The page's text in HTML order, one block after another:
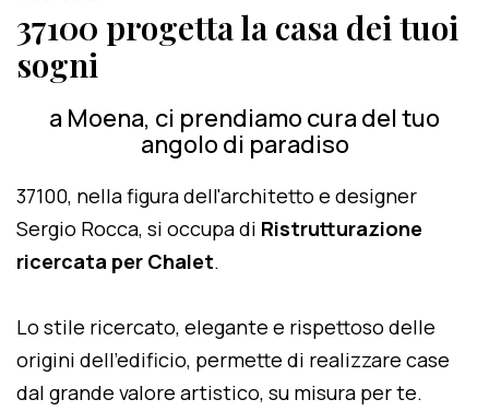
37100 progetta la casa dei tuoi
sogni
a Moena, ci prendiamo cura del tuo
angolo di paradiso
37100, nella figura dell'architetto e designer
Sergio Rocca, si occupa di Ristrutturazione
ricercata per Chalet.
Lo stile ricercato, elegante e rispettoso delle
origini dell'edificio, permette di realizzare case
dal grande valore artistico, su misura per te.